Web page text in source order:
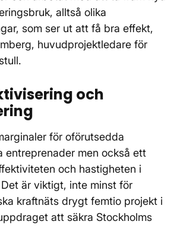
alltså olika
som ser ut att få bra effekt,
huvudprojektledare för
och
för oförutsedda
entreprenader men också ett
och hastigheten i
är viktigt, inte minst för
kraftnäts drygt femtio projekt i
att säkra Stockholms